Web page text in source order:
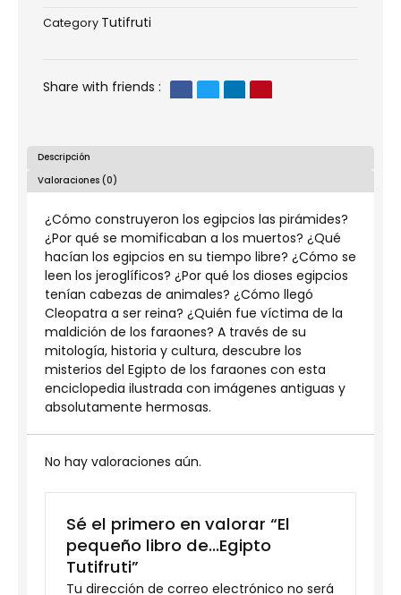
Category Tutifruti
Share with friends :
Descripción
Valoraciones (0)
¿Cómo construyeron los egipcios las pirámides?
¿Por qué se momificaban a los muertos? ¿Qué
hacían los egipcios en su tiempo libre? ¿Cómo se
leen los jeroglíficos? ¿Por qué los dioses egipcios
tenían cabezas de animales? ¿Cómo llegó
Cleopatra a ser reina? ¿Quién fue víctima de la
maldición de los faraones? A través de su
mitología, historia y cultura, descubre los
misterios del Egipto de los faraones con esta
enciclopedia ilustrada con imágenes antiguas y
absolutamente hermosas.
No hay valoraciones aún.
Sé el primero en valorar “El
pequeño libro de…Egipto
Tutifruti”
Tu dirección de correo electrónico no será